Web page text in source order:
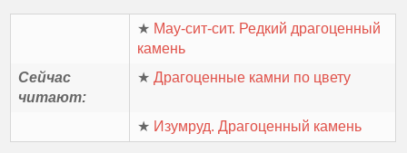
★ Мау-сит-сит. Редкий драгоценный
камень
Сейчас
читают:
★Драгоценные камни по цвету
★ Изумруд. Драгоценный камень